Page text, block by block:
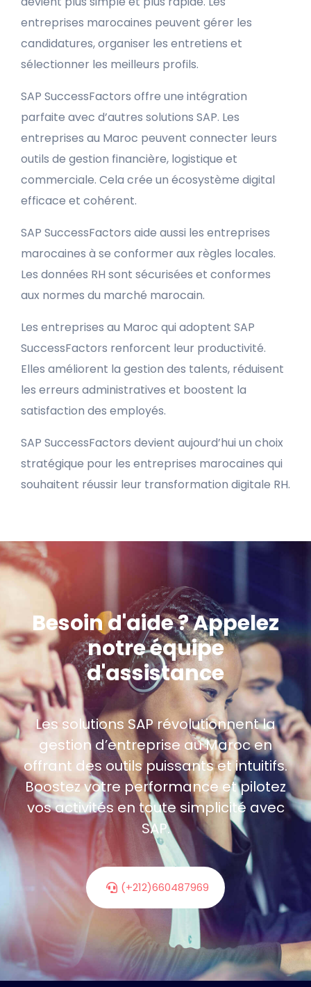
entreprises marocaines peuvent gérer les
candidatures, organiser les entretiens et
sélectionner les meilleurs profils.
SAP SuccessFactors offre une intégration
parfaite avec d’autres solutions SAP. Les
entreprises au Maroc peuvent connecter leurs
outils de gestion financière, logistique et
commerciale. Cela crée un écosystème digital
efficace et cohérent.
SAP SuccessFactors aide aussi les entreprises
marocaines à se conformer aux règles locales.
Les données RH sont sécurisées et conformes
aux normes du marché marocain.
Les entreprises au Maroc qui adoptent SAP
SuccessFactors renforcent leur productivité.
Elles améliorent la gestion des talents, réduisent
les erreurs administratives et boostent la
satisfaction des employés.
SAP SuccessFactors devient aujourd’hui un choix
stratégique pour les entreprises marocaines qui
souhaitent réussir leur transformation digitale RH.
Besoin d'aide ? Appelez
notre équipe
d'assistance
Les solutions SAP révolutionnent la
gestion d’entreprise au Maroc en
offrant des outils puissants et intuitifs.
Boostez votre performance et pilotez
vos activités en toute simplicité avec
SAP.
(+212)660487969